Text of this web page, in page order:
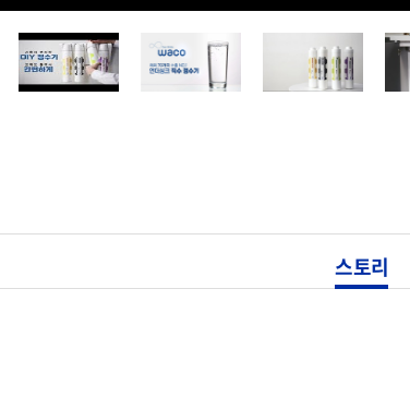
스토리